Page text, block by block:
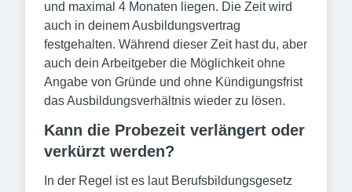
und maximal 4 Monaten liegen. Die Zeit wird
auch in deinem Ausbildungsvertrag
festgehalten. Während dieser Zeit hast du, aber
auch dein Arbeitgeber die Möglichkeit ohne
Angabe von Gründe und ohne Kündigungsfrist
das Ausbildungsverhältnis wieder zu lösen.
Kann die Probezeit verlängert oder
verkürzt werden?
In der Regel ist es laut Berufsbildungsgesetz